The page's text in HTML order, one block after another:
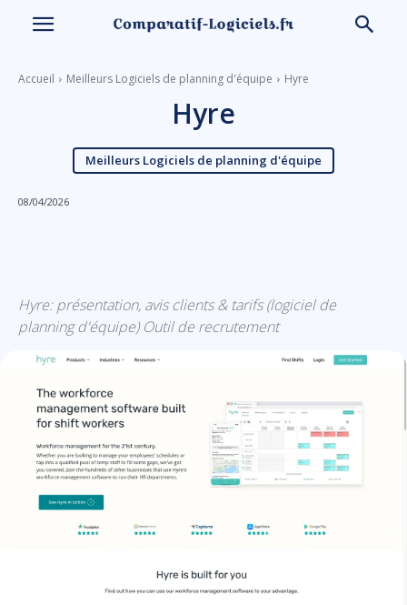
Accueil Meilleurs Logiciels de planning d'équipe Hyre
Hyre
Meilleurs Logiciels de planning d'équipe
08/04/2026
Hyre: présentation, avis clients & tarifs (logiciel de
planning d'équipe) Outil de recrutement